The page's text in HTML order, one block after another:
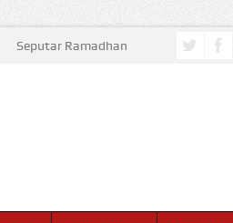
Seputar Ramadhan